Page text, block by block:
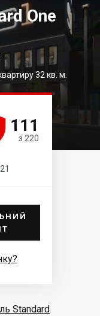
One
32 кв. м.
111
з 220
Standard